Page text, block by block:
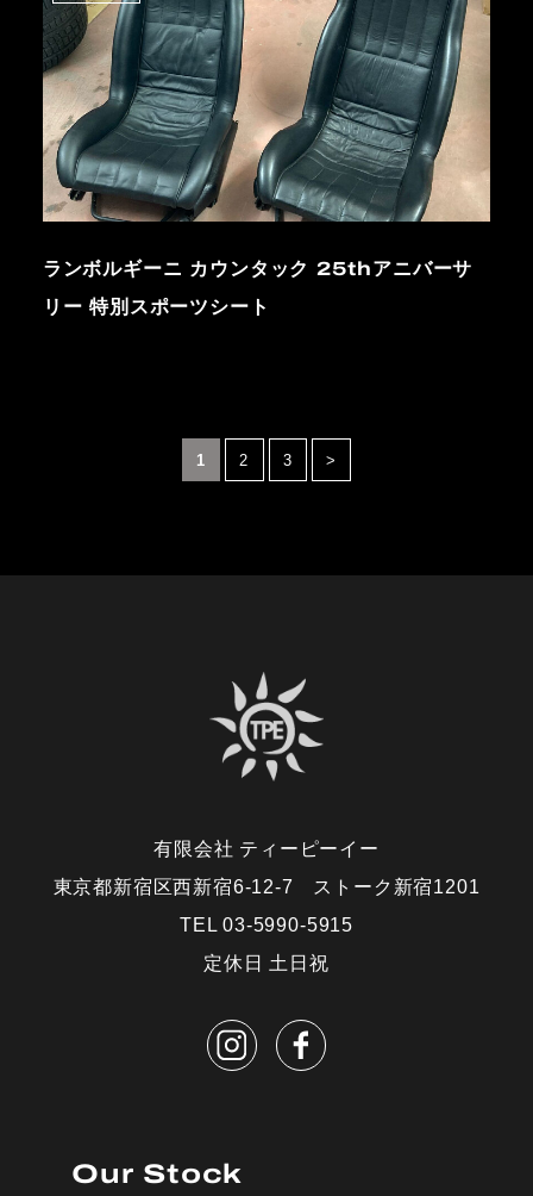
ランボルギーニ カウンタック 25thアニバーサ
リー 特別スポーツシート
1 2 3 >
有限会社 ティーピーイー
東京都新宿区西新宿6-12-7 ストーク新宿1201
TEL 03-5990-5915
定休日 土日祝
Our Stock